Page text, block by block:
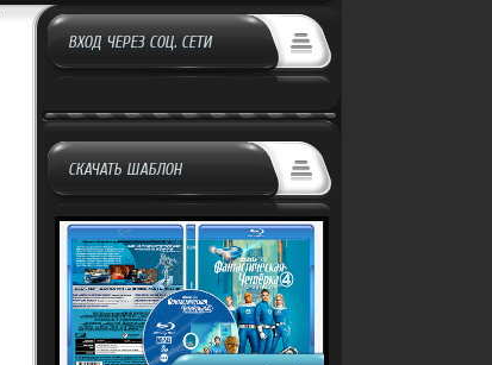
ВХОД ЧЕРЕЗ СОЦ. СЕТИ
СКАЧАТЬ ШАБЛОН